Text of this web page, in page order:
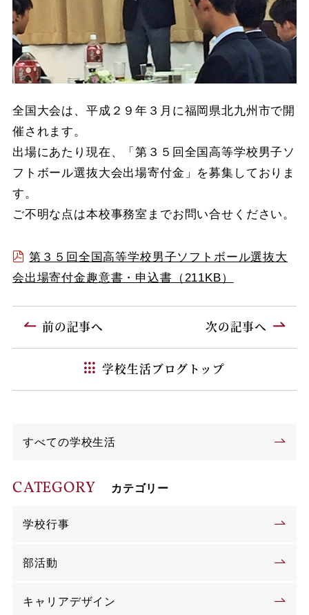
全国大会は、平成２９年３月に福岡県北九州市で開
催されます。
出場にあたり現在、「第３５回全国高等学校男子ソ
フトボール選抜大会出場寄付金」を募集しておりま
す。
ご不明な点は本校事務室までお問い合せください。
第３５回全国高等学校男子ソフトボール選抜大
会出場寄付金趣意書・申込書（211KB）
前の記事へ
学校生活ブログトップ
次の記事へ
すべての学校生活
CATEGORY カテゴリー
学校行事
部活動
キャリアデザイン